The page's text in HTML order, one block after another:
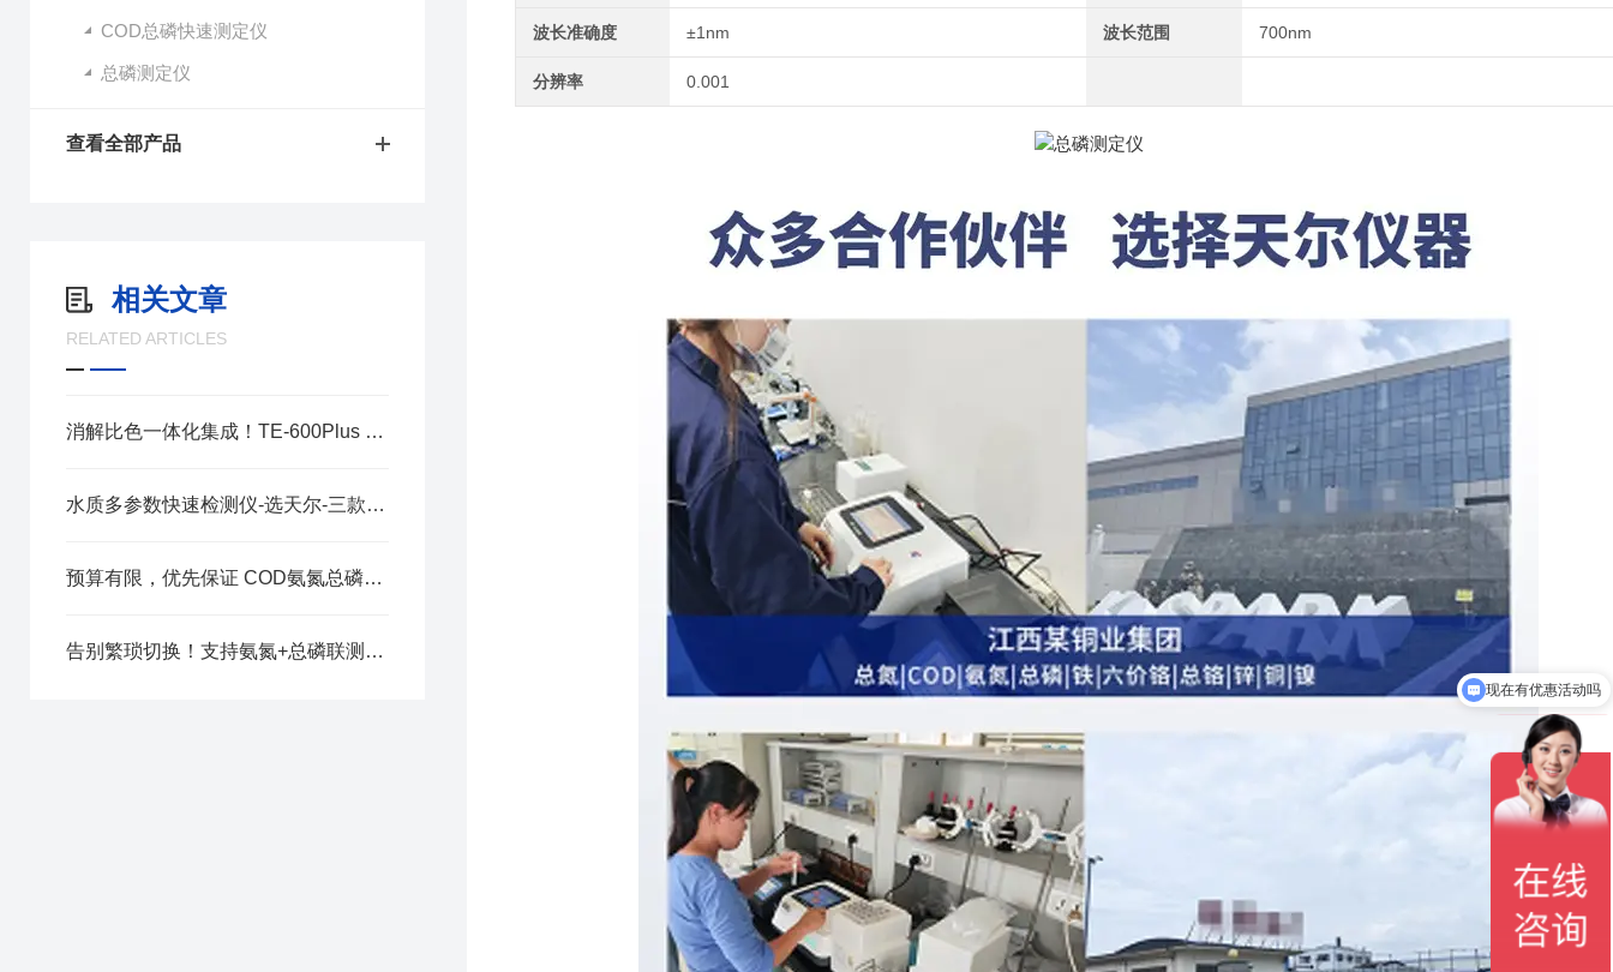
COD总磷快速测定仪
总磷测定仪
查看全部产品
相关文章
RELATED ARTICLES
消解比色一体化集成！TE-600Plus 便携系统实现总磷四项指标野外同步快检
水质多参数快速检测仪-选天尔-三款型号可选
预算有限，优先保证 COD氨氮总磷这三项指标精度，该如何选择仪器？
告别繁琐切换！支持氨氮+总磷联测的COD检测仪，你知道哪几款？
波长准确度 ±1nm 波长范围 700nm
分辨率 0.001
可以检测哪些指标